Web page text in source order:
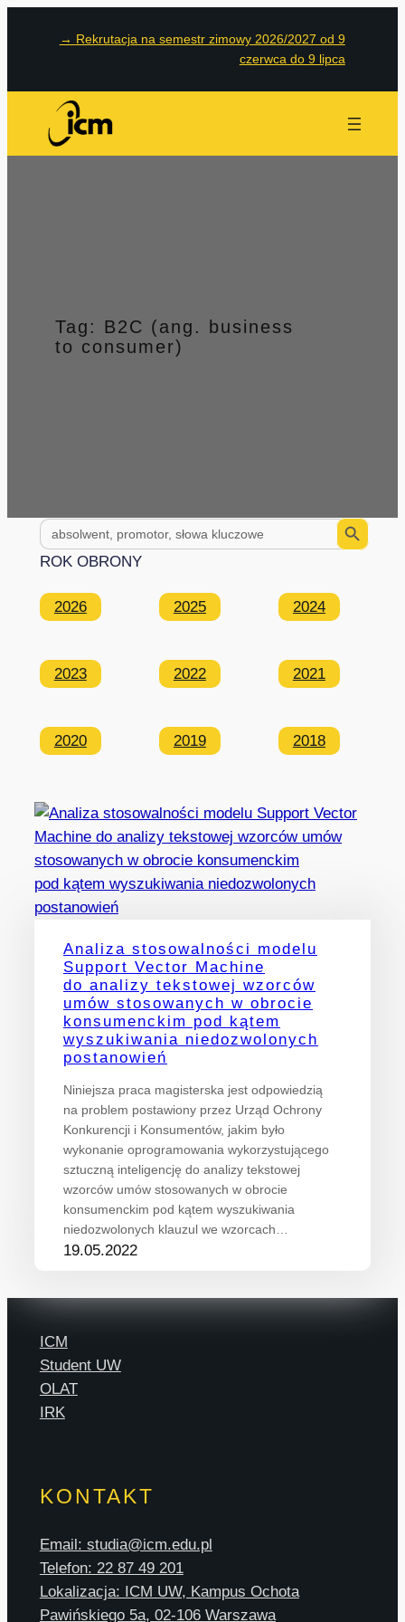
→ Rekrutacja na semestr zimowy 2026/2027 od 9
czerwca do 9 lipca
Tag: B2C (ang. business
to consumer)
Search
for:
Search Button
ROK OBRONY
2026 2025 2024
2023 2022 2021
2020 2019 2018
Analiza stosowalności modelu
Support Vector Machine
do analizy tekstowej wzorców
umów stosowanych w obrocie
konsumenckim pod kątem
wyszukiwania niedozwolonych
postanowień
Niniejsza praca magisterska jest odpowiedzią
na problem postawiony przez Urząd Ochrony
Konkurencji i Konsumentów, jakim było
wykonanie oprogramowania wykorzystującego
sztuczną inteligencję do analizy tekstowej
wzorców umów stosowanych w obrocie
konsumenckim pod kątem wyszukiwania
niedozwolonych klauzul we wzorcach…
19.05.2022
ICM
Student UW
OLAT
IRK
KONTAKT
Email: studia@icm.edu.pl
Telefon: 22 87 49 201
Lokalizacja: ICM UW, Kampus Ochota
Pawińskiego 5a, 02-106 Warszawa